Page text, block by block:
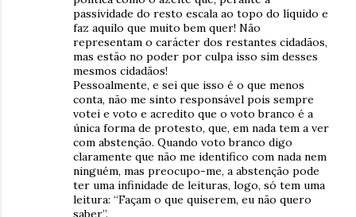
passividade do resto escala ao topo do líquido e
faz aquilo que muito bem quer! Não
representam o carácter dos restantes cidadãos,
mas estão no poder por culpa isso sim desses
mesmos cidadãos!
Pessoalmente, e sei que isso é o que menos
conta, não me sinto responsável pois sempre
votei e voto e acredito que o voto branco é a
única forma de protesto, que, em nada tem a ver
com abstenção. Quando voto branco digo
claramente que não me identifico com nada nem
ninguém, mas preocupo-me, a abstenção pode
ter uma infinidade de leituras, logo, só tem uma
leitura: “Façam o que quiserem, eu não quero
saber”.